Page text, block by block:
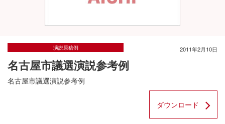
演説原稿例 2011年2月10日
名古屋市議選演説参考例
名古屋市議選演説参考例
ダウンロード